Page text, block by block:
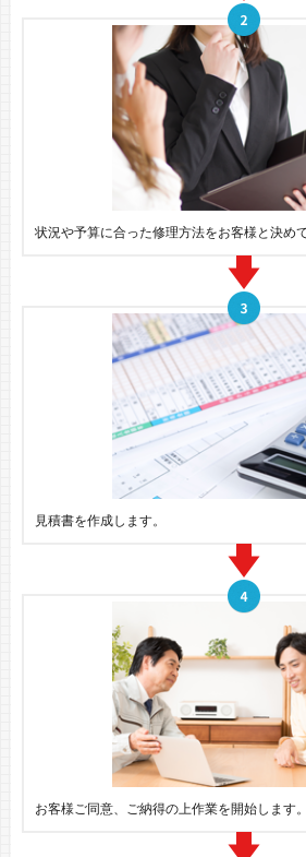
状況や予算に合った修理方法をお客様と決め
見積書を作成します。
お客様ご同意、ご納得の上作業を開始します。